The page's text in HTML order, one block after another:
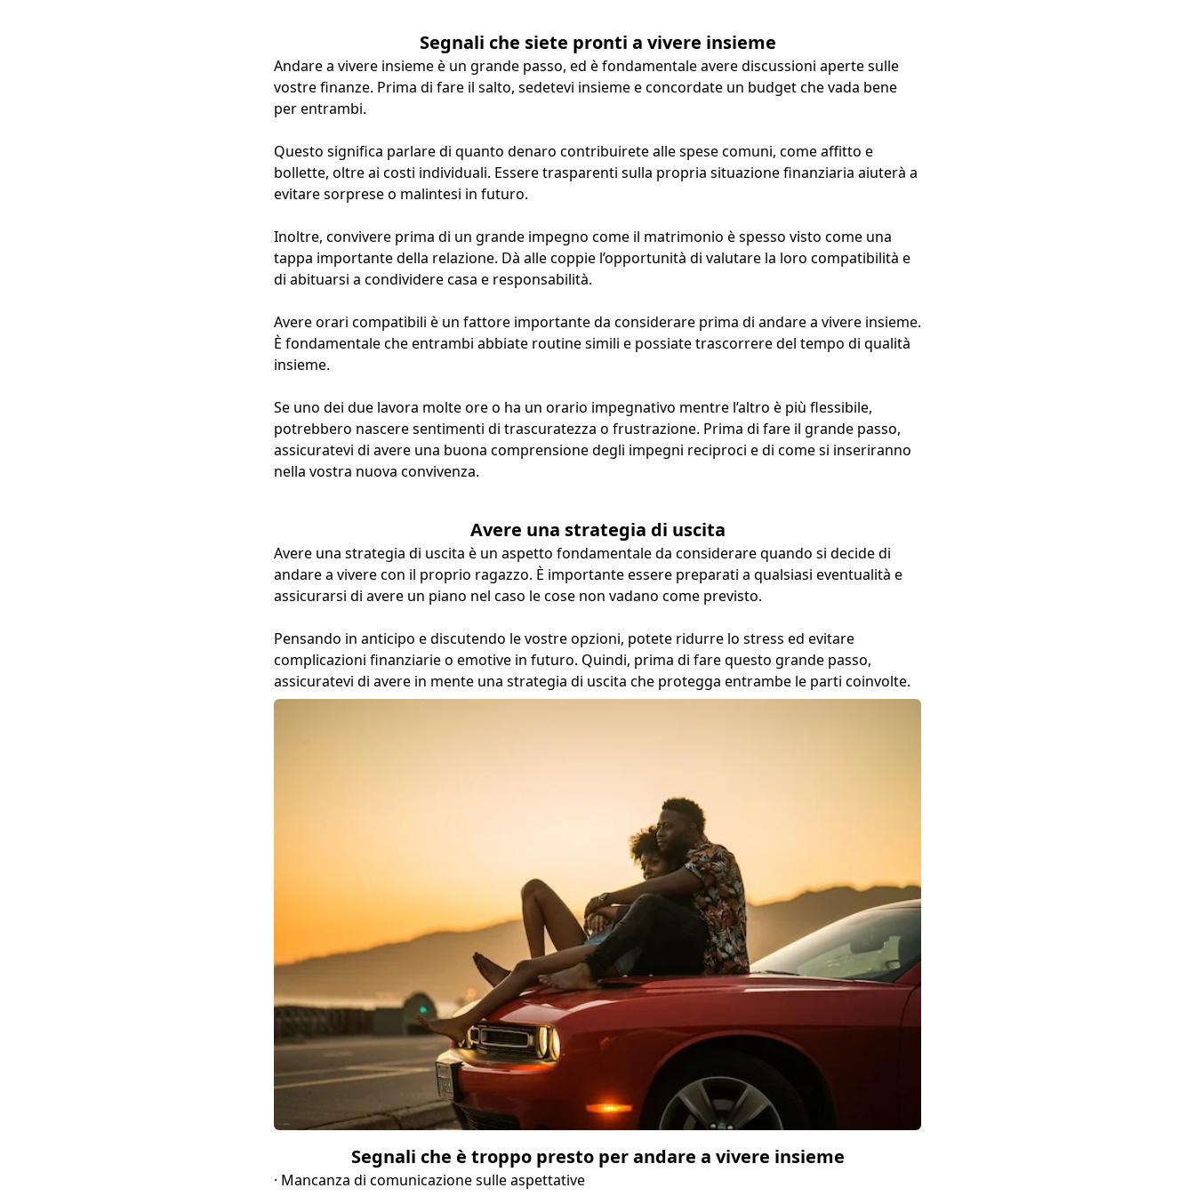
Segnali che siete pronti a vivere insieme
Andare a vivere insieme è un grande passo, ed è fondamentale avere discussioni aperte sulle
vostre finanze. Prima di fare il salto, sedetevi insieme e concordate un budget che vada bene
per entrambi.
Questo significa parlare di quanto denaro contribuirete alle spese comuni, come affitto e
bollette, oltre ai costi individuali. Essere trasparenti sulla propria situazione finanziaria aiuterà a
evitare sorprese o malintesi in futuro.
Inoltre, convivere prima di un grande impegno come il matrimonio è spesso visto come una
tappa importante della relazione. Dà alle coppie l’opportunità di valutare la loro compatibilità e
di abituarsi a condividere casa e responsabilità.
Avere orari compatibili è un fattore importante da considerare prima di andare a vivere insieme.
È fondamentale che entrambi abbiate routine simili e possiate trascorrere del tempo di qualità
insieme.
Se uno dei due lavora molte ore o ha un orario impegnativo mentre l’altro è più flessibile,
potrebbero nascere sentimenti di trascuratezza o frustrazione. Prima di fare il grande passo,
assicuratevi di avere una buona comprensione degli impegni reciproci e di come si inseriranno
nella vostra nuova convivenza.
Avere una strategia di uscita
Avere una strategia di uscita è un aspetto fondamentale da considerare quando si decide di
andare a vivere con il proprio ragazzo. È importante essere preparati a qualsiasi eventualità e
assicurarsi di avere un piano nel caso le cose non vadano come previsto.
Pensando in anticipo e discutendo le vostre opzioni, potete ridurre lo stress ed evitare
complicazioni finanziarie o emotive in futuro. Quindi, prima di fare questo grande passo,
assicuratevi di avere in mente una strategia di uscita che protegga entrambe le parti coinvolte.
Segnali che è troppo presto per andare a vivere insieme
· Mancanza di comunicazione sulle aspettative